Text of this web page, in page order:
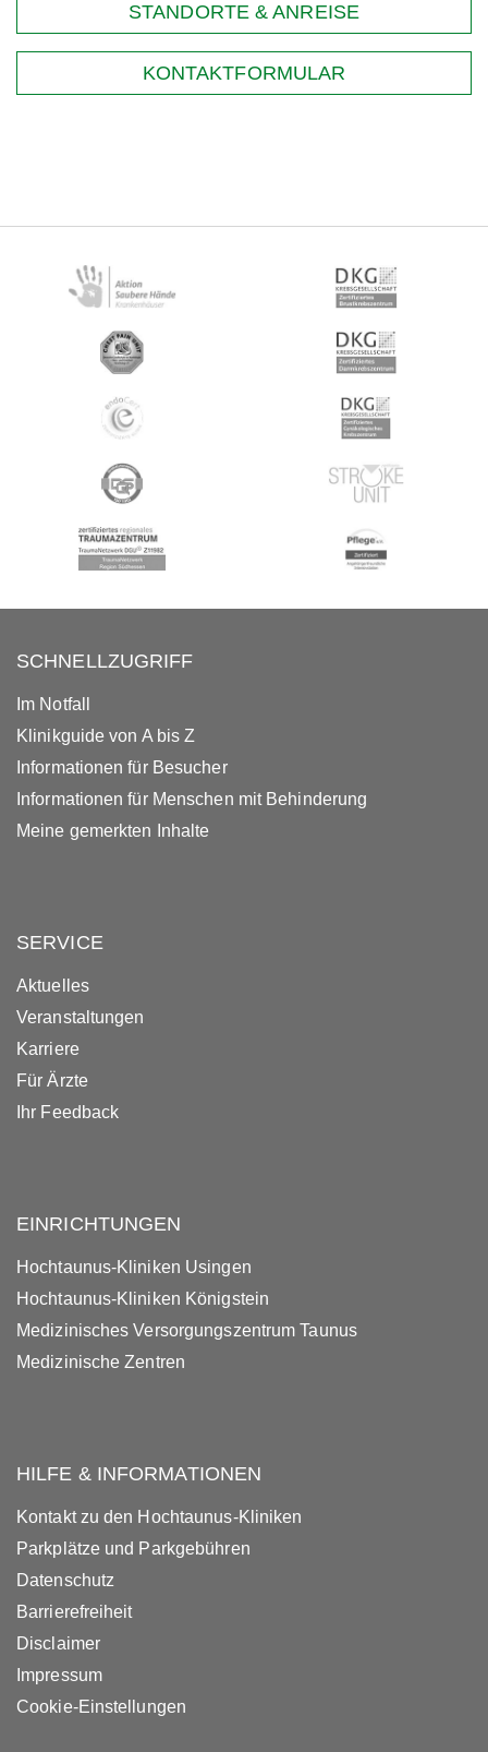
STANDORTE & ANREISE
KONTAKTFORMULAR
SCHNELLZUGRIFF
Im Notfall
Klinikguide von A bis Z
Informationen für Besucher
Informationen für Menschen mit Behinderung
Meine gemerkten Inhalte
SERVICE
Aktuelles
Veranstaltungen
Karriere
Für Ärzte
Ihr Feedback
EINRICHTUNGEN
Hochtaunus-Kliniken Usingen
Hochtaunus-Kliniken Königstein
Medizinisches Versorgungszentrum Taunus
Medizinische Zentren
HILFE & INFORMATIONEN
Kontakt zu den Hochtaunus-Kliniken
Parkplätze und Parkgebühren
Datenschutz
Barrierefreiheit
Disclaimer
Impressum
Cookie-Einstellungen